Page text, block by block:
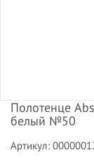
Полотенце
белый №50
Артикул: